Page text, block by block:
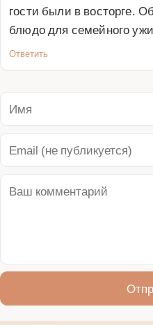
гости были в восторге.
блюдо для семейного
Ответить